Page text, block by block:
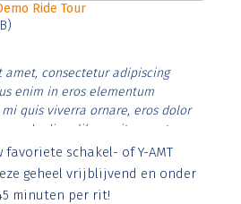
Ride Tour
amet, consectetur adipiscing
enim in eros elementum
quis viverra ornare, eros dolor
diam libero vitae erat.
justo cursus id rutrum lorem
vitae risus tristique posuere.
schakel- of Y-AMT
geheel vrijblijvend en onder
minuten per rit!